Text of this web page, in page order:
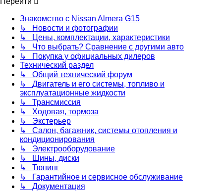
Знакомство с Nissan Almera G15
↳ Новости и фотографии
↳ Цены, комплектации, характеристики
↳ Что выбрать? Сравнение с другими авто
↳ Покупка у официальных дилеров
Технический раздел
↳ Общий технический форум
↳ Двигатель и его системы, топливо и
эксплуатационные жидкости
↳ Трансмиссия
↳ Ходовая, тормоза
↳ Экстерьер
↳ Салон, багажник, системы отопления и
кондиционирования
↳ Электрооборудование
↳ Шины, диски
↳ Тюнинг
↳ Гарантийное и сервисное обслуживание
↳ Документация